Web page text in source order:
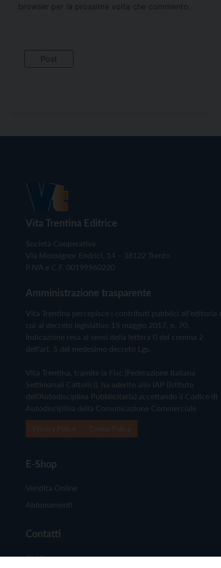
browser per la prossima volta che commento.
Vita Trentina Editrice
Società Cooperativa
Via Monsignor Endrici, 14 – 38122 Trento
P.IVA e C.F. 00199960220
Amministrazione trasparente
Vita Trentina percepisce i contributi pubblici all'editoria
cui al decreto legislativo 15 maggio 2017, n. 70.
Indicazione resa ai sensi della lettera f) del comma 2
dell'art. 5 del medesimo decreto Lgs.
Vita Trentina, tramite la Fisc (Federazione Italiana
Settimanali Cattolici), ha aderito allo IAP (Istituto
dell'Autodisciplina Pubblicitaria) accettando il Codice di
Autodisciplina della Comunicazione Commerciale
E-Shop
Vendita Online
Abbonamenti
Contatti
Chi Siamo